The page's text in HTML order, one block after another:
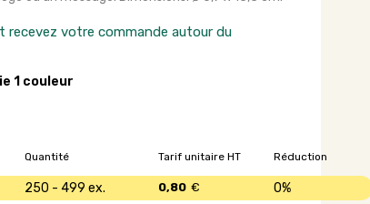
recevez votre commande autour du
1 couleur
Quantité Réduction
Tarif unitaire HT
250 - 499 0%
0,80 €